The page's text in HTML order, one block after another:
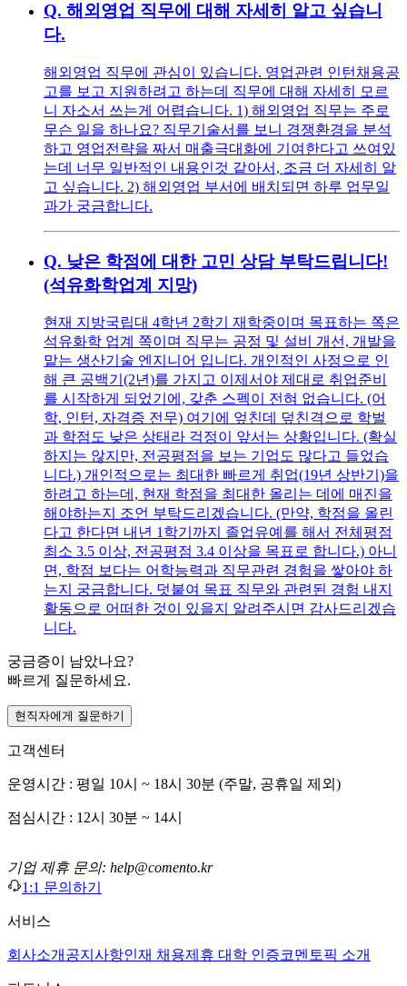
Q. 해외영업 직무에 대해 자세히 알고 싶습니
다.
해외영업 직무에 관심이 있습니다. 영업관련 인턴채용공
고를 보고 지원하려고 하는데 직무에 대해 자세히 모르
니 자소서 쓰는게 어렵습니다. 1) 해외영업 직무는 주로
무슨 일을 하나요? 직무기술서를 보니 경쟁환경을 분석
하고 영업전략을 짜서 매출극대화에 기여한다고 쓰여있
는데 너무 일반적인 내용인것 같아서, 조금 더 자세히 알
고 싶습니다. 2) 해외영업 부서에 배치되면 하루 업무일
과가 궁금합니다.
Q. 낮은 학점에 대한 고민 상담 부탁드립니다!
(석유화학업계 지망)
현재 지방국립대 4학년 2학기 재학중이며 목표하는 쪽은
석유화학 업계 쪽이며 직무는 공정 및 설비 개선, 개발을
맡는 생산기술 엔지니어 입니다. 개인적인 사정으로 인
해 큰 공백기(2년)를 가지고 이제서야 제대로 취업준비
를 시작하게 되었기에, 갖춘 스펙이 전혀 없습니다. (어
학, 인턴, 자격증 전무) 여기에 엎친데 덮친격으로 학벌
과 학점도 낮은 상태라 걱정이 앞서는 상황입니다. (확실
하지는 않지만, 전공평점을 보는 기업도 많다고 들었습
니다.) 개인적으로는 최대한 빠르게 취업(19년 상반기)을
하려고 하는데, 현재 학점을 최대한 올리는 데에 매진을
해야하는지 조언 부탁드리겠습니다. (만약, 학점을 올린
다고 한다면 내년 1학기까지 졸업유예를 해서 전체평점
최소 3.5 이상, 전공평점 3.4 이상을 목표로 합니다.) 아니
면, 학점 보다는 어학능력과 직무관련 경험을 쌓아야 하
는지 궁금합니다. 덧붙여 목표 직무와 관련된 경험 내지
활동으로 어떠한 것이 있을지 알려주시면 감사드리겠습
니다.
궁금증이 남았나요?
빠르게 질문하세요.
현직자에게 질문하기
고객센터
운영시간 : 평일 10시 ~ 18시 30분 (주말, 공휴일 제외)
점심시간 : 12시 30분 ~ 14시
기업 제휴 문의: help@comento.kr
1:1 문의하기
서비스
회사소개 공지사항인재 채용제휴 대학 인증코멘토픽 소개